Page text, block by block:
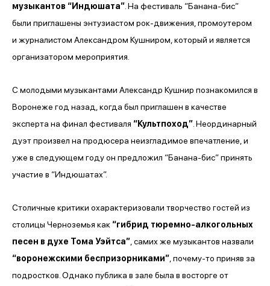
музыкантов “Индюшата” . На фестиваль “Банана-бис”
были приглашены энтузиастом рок-движения, промоутером
и журналистом Александром Кушниром, который и является
организатором мероприятия.
С молодыми музыкантами Александр Кушнир познакомился в
Воронеже год назад, когда был приглашен в качестве
эксперта на финал фестиваля “Культпоход” . Неординарный
дуэт произвел на продюсера неизгладимое впечатление, и
уже в следующем году он предложил “Банана-бис” принять
участие в “Индюшатах”.
Столичные критики охарактеризовали творчество гостей из
столицы Черноземья как “гибрид тюремно-алкогольных
песен в духе Тома Уэйтса” , самих же музыкантов назвали
“воронежскими беспризорниками” , почему-то приняв за
подростков. Однако публика в зале была в восторге от